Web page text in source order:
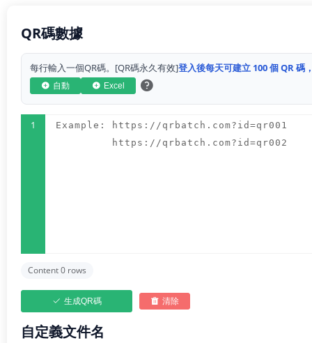
QR碼數據
每行輸入一個QR碼。[QR碼永久有效]登入後每天可建立 100 個 QR 碼
自動 Excel
1
Content 0 rows
生成QR碼 清除
自定義文件名